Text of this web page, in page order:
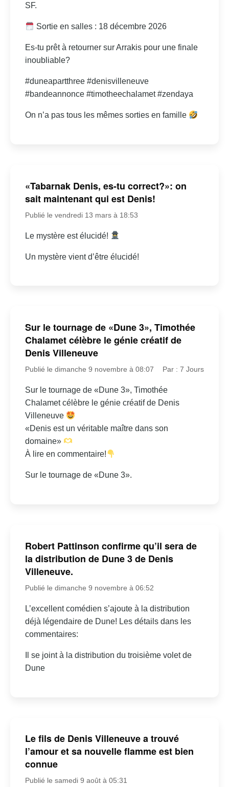
SF.
Sortie en salles : 18 décembre 2026
Es-tu prêt à retourner sur Arrakis pour une finale
inoubliable?
#duneapartthree #denisvilleneuve
#bandeannonce #timotheechalamet #zendaya
On n’a pas tous les mêmes sorties en famille
«Tabarnak Denis, es-tu correct?»: on
sait maintenant qui est Denis!
Publié le vendredi 13 mars à 18:53
Le mystère est élucidé!
Un mystère vient d’être élucidé!
Sur le tournage de «Dune 3», Timothée
Chalamet célèbre le génie créatif de
Denis Villeneuve
Publié le dimanche 9 novembre à 08:07 Par : 7 Jours
Sur le tournage de «Dune 3», Timothée
Chalamet célèbre le génie créatif de Denis
Villeneuve
«Denis est un véritable maître dans son
domaine»
À lire en commentaire!
Sur le tournage de «Dune 3».
Robert Pattinson confirme qu’il sera de
la distribution de Dune 3 de Denis
Villeneuve.
Publié le dimanche 9 novembre à 06:52
L’excellent comédien s’ajoute à la distribution
déjà légendaire de Dune! Les détails dans les
commentaires:
Il se joint à la distribution du troisième volet de
Dune
Le fils de Denis Villeneuve a trouvé
l’amour et sa nouvelle flamme est bien
connue
Publié le samedi 9 août à 05:31